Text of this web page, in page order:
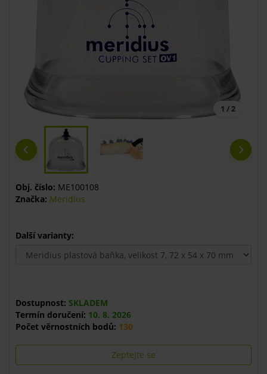
1 / 2
Obj. číslo: ME100108
Značka: Meridius
Další varianty:
Dostupnost: SKLADEM
Termín doručení: 10. 8. 2026
Počet věrnostních bodů: 130
Zeptejte se